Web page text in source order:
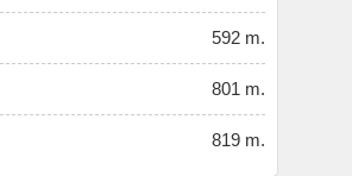
592 m.
801 m.
819 m.